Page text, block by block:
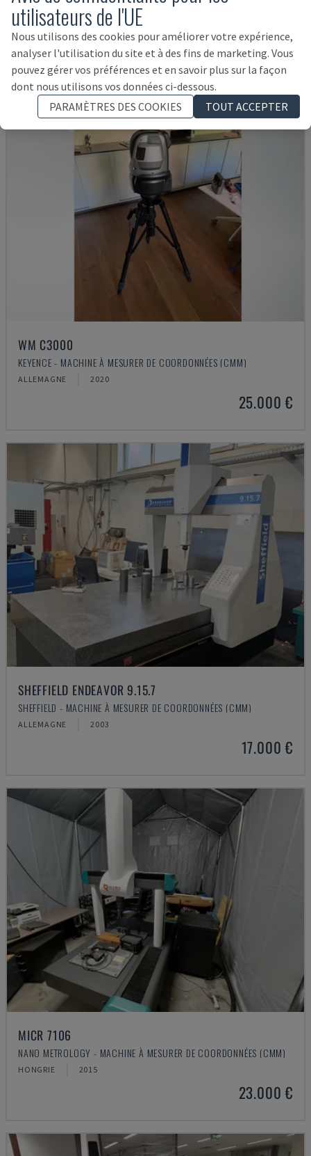
ETALON - MACHINE À MESURER DE COORDONNÉES (CMM)
DANEMARK 2001
7.000 €
WM C3000
KEYENCE - MACHINE À MESURER DE COORDONNÉES (CMM)
ALLEMAGNE 2020
25.000 €
SHEFFIELD ENDEAVOR 9.15.7
SHEFFIELD - MACHINE À MESURER DE COORDONNÉES (CMM)
ALLEMAGNE 2003
17.000 €
MICR 7106
NANO METROLOGY - MACHINE À MESURER DE COORDONNÉES (CMM)
HONGRIE 2015
23.000 €
utilisateurs de l'UE
Nous utilisons des cookies pour améliorer votre expérience,
analyser l'utilisation du site et à des fins de marketing. Vous
pouvez gérer vos préférences et en savoir plus sur la façon
dont nous utilisons vos données ci-dessous.
PARAMÈTRES DES COOKIES
TOUT ACCEPTER